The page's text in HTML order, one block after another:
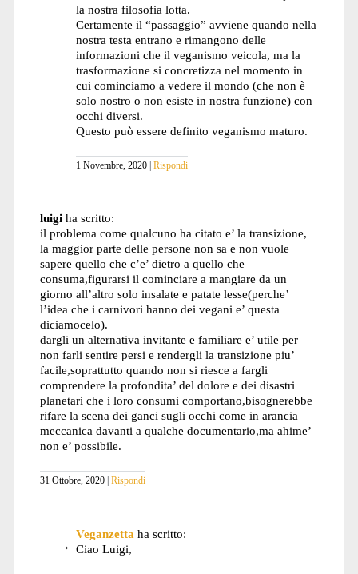
la nostra filosofia lotta.
Certamente il “passaggio” avviene quando nella
nostra testa entrano e rimangono delle
informazioni che il veganismo veicola, ma la
trasformazione si concretizza nel momento in
cui cominciamo a vedere il mondo (che non è
solo nostro o non esiste in nostra funzione) con
occhi diversi.
Questo può essere definito veganismo maturo.
1 Novembre, 2020 Rispondi
luigi ha scritto:
il problema come qualcuno ha citato e’ la transizione,
la maggior parte delle persone non sa e non vuole
sapere quello che c’e’ dietro a quello che
consuma,figurarsi il cominciare a mangiare da un
giorno all’altro solo insalate e patate lesse(perche’
l’idea che i carnivori hanno dei vegani e’ questa
diciamocelo).
dargli un alternativa invitante e familiare e’ utile per
non farli sentire persi e rendergli la transizione piu’
facile,soprattutto quando non si riesce a fargli
comprendere la profondita’ del dolore e dei disastri
planetari che i loro consumi comportano,bisognerebbe
rifare la scena dei ganci sugli occhi come in arancia
meccanica davanti a qualche documentario,ma ahime’
non e’ possibile.
31 Ottobre, 2020 Rispondi
Veganzetta ha scritto:
Ciao Luigi,